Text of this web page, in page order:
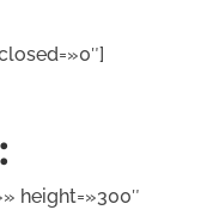
height=»300″